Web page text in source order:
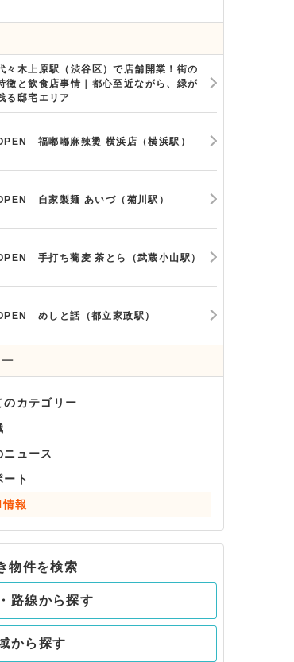
々木上原駅（渋谷区）で店舗開業！街の
徴と飲食店事情｜都心至近ながら、緑が
る邸宅エリア
福嘟嘟麻辣烫 横浜店（横浜駅）
自家製麺 あいづ（菊川駅）
手打ち蕎麦 茶とら（武蔵小山駅）
めしと話（都立家政駅）
のカテゴリー
ニュース
ート
報
物件を検索
路線から探す
から探す